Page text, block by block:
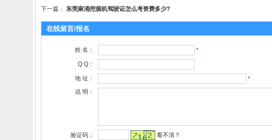
下一篇： 东莞麻涌挖掘机驾驶证怎么考资费多少?
在线留言/报名
姓 名： *
Q Q：
地 址：
*
说 明：
验证码： 看不清？